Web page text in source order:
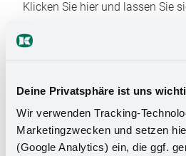
Deine Privatsphäre ist uns
Wir verwenden Tracking-
Marketingzwecken und setzen
(Google Analytics) ein, die ggf.
Klicken Sie hier und lassen Sie